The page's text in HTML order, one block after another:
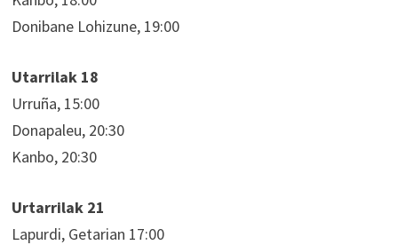
Donibane Lohizune, 19:00
Utarrilak 18
Urruña, 15:00
Donapaleu, 20:30
Kanbo, 20:30
Urtarrilak 21
Lapurdi, Getarian 17:00